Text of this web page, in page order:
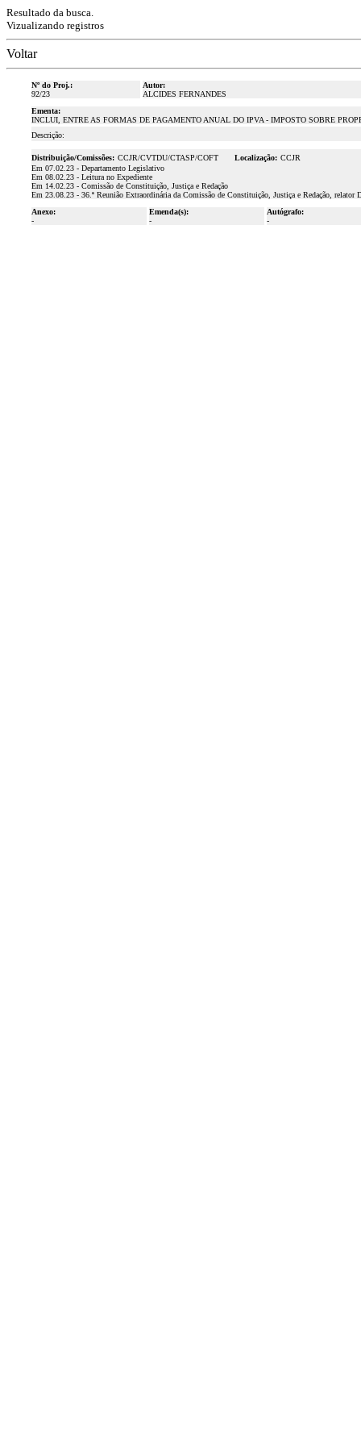
Resultado da busca.
Vizualizando registros
Voltar
Nº do Proj.:
92/23
Autor:
ALCIDES FERNANDES
Ementa:
INCLUI, ENTRE AS FORMAS DE PAGAMENTO ANUAL DO IPVA - IMPOSTO SOBRE
Descrição:
Distribuição/Comissões: CCJR/CVTDU/CTASP/COFT Localização: CCJR
Em 07.02.23 - Departamento Legislativo
Em 08.02.23 - Leitura no Expediente
Em 14.02.23 - Comissão de Constituição, Justiça e Redação
Em 23.08.23 - 36.ª Reunião Extraordinária da Comissão de Constituição, Justiça e Redação,
Anexo:
-
Emenda(s):
-
Autógrafo:
-